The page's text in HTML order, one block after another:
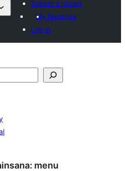
Submit a plugin
My favorites
Log in
menu